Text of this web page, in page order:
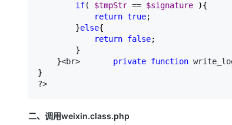
if( $tmpStr == $signature ){
return true;
}else{
return false;
}
}<br> private function
?>
二、调用weixin.class.php